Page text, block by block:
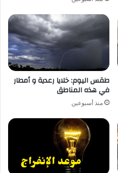
طقس اليوم: خلايا رعدية و أمطار
في هذه المناطق
منذ أسبوعين